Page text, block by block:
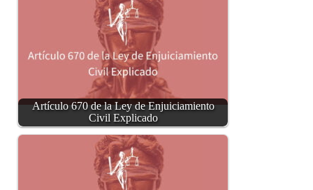
Artículo 670 de la Ley de Enjuiciamiento
Civil Explicado